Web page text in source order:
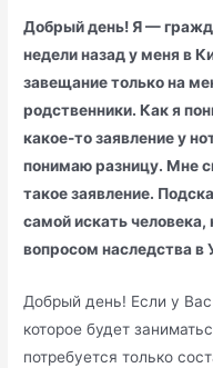
Добрый день! Я —
недели назад у меня в
завещание только на
родственники. Как я
какое-то заявление у
понимаю разницу. Мне
такое заявление.
самой искать
вопросом наследства
Добрый день! Если у
которое будет
потребуется только